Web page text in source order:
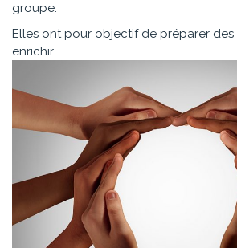
groupe.
Elles ont pour objectif de préparer des
enrichir.